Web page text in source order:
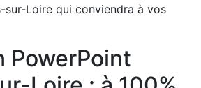
sur-Loire qui conviendra à vos
PowerPoint